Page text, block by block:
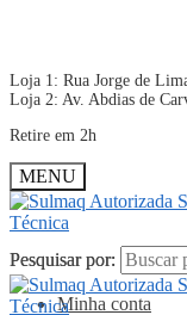
Loja 1: Rua Jorge de
Loja 2: Av. Abdias de
Retire em 2h
MENU
Pesquisar por:
Minha conta
Pesquisar por: